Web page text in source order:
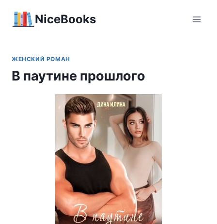
NiceBooks
ЖЕНСКИЙ РОМАН
В паутине прошлого